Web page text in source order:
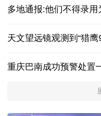
多地通报:他们不得录
天文望远镜观测到“猎
重庆巴南成功预警处置
“新”意盎然，外资机构